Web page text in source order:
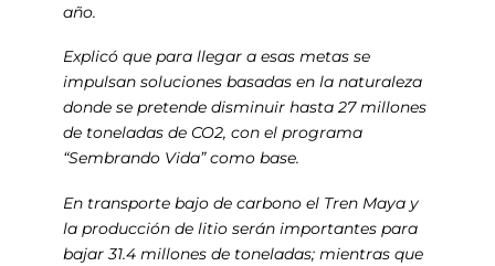
año.
Explicó que para llegar a esas metas se
impulsan soluciones basadas en la naturaleza
donde se pretende disminuir hasta 27 millones
de toneladas de CO2, con el programa
“Sembrando Vida” como base.
En transporte bajo de carbono el Tren Maya y
la producción de litio serán importantes para
bajar 31.4 millones de toneladas; mientras que